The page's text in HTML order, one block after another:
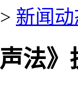
> 新闻
法